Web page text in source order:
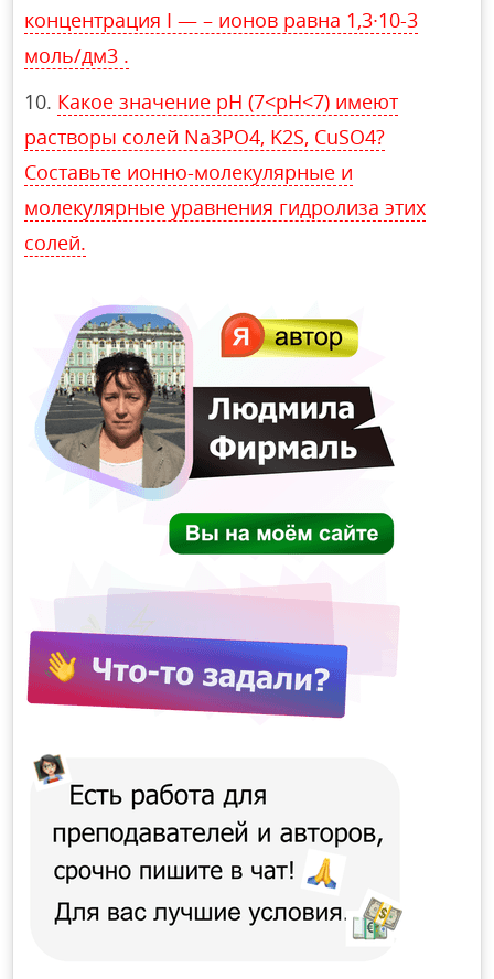
концентрация I — – ионов равна 1,3∙10-3
моль/дм3 .
Какое значение рН (7<рН<7) имеют
растворы солей Na3PO4, K2S, CuSO4?
Составьте ионно-молекулярные и
молекулярные уравнения гидролиза этих
солей.